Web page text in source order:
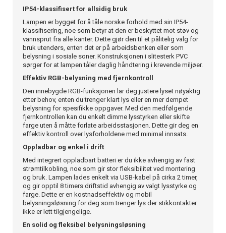
IP54-klassifisert for allsidig bruk
Lampen er bygget for å tåle norske forhold med sin IP54-
klassifisering, noe som betyr at den er beskyttet mot støv og
vannsprut fra alle kanter. Dette gjør den til et pålitelig valg for
bruk utendørs, enten det er på arbeidsbenken eller som
belysning i sosiale soner. Konstruksjonen i slitesterk PVC
sørger for at lampen tåler daglig håndtering i krevende miljøer.
Effektiv RGB-belysning med fjernkontroll
Den innebygde RGB-funksjonen lar deg justere lyset nøyaktig
etter behov, enten du trenger klart lys eller en mer dempet
belysning for spesifikke oppgaver. Med den medfølgende
fjernkontrollen kan du enkelt dimme lysstyrken eller skifte
farge uten å måtte forlate arbeidsstasjonen. Dette gir deg en
effektiv kontroll over lysforholdene med minimal innsats.
Oppladbar og enkel i drift
Med integrert oppladbart batteri er du ikke avhengig av fast
strømtilkobling, noe som gir stor fleksibilitet ved montering
og bruk. Lampen lades enkelt via USB-kabel på cirka 2 timer,
og gir opptil 8 timers driftstid avhengig av valgt lysstyrke og
farge. Dette er en kostnadseffektiv og mobil
belysningsløsning for deg som trenger lys der stikkontakter
ikke er lett tilgjengelige.
En solid og fleksibel belysningsløsning